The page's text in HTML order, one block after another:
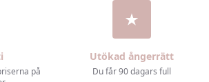
på
Utökad ångerrätt
Du får 90 dagars full